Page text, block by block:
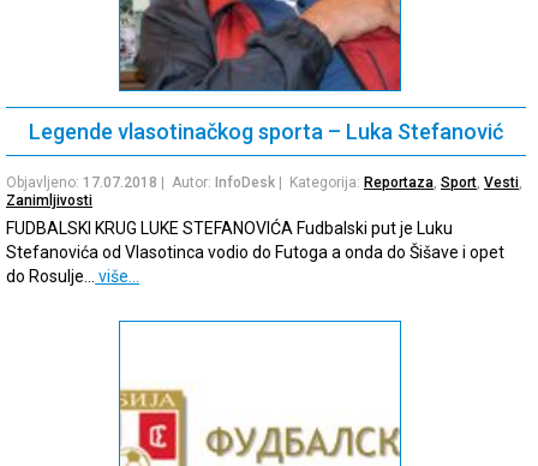
Legende vlasotinačkog sporta – Luka Stefanović
Objavljeno: 17.07.2018 | Autor: InfoDesk | Kategorija: Reportaza Sport Vesti
Zanimljivosti
FUDBALSKI KRUG LUKE STEFANOVIĆA Fudbalski put je Luku
Stefanovića od Vlasotinca vodio do Futoga a onda do Šišave i opet
do Rosulje…
više…